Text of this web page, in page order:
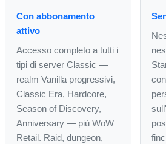
Con abbonamento
attivo
Accesso completo a tutti i
tipi di server Classic —
realm Vanilla progressivi,
Classic Era, Hardcore,
Season of Discovery,
Anniversary — più WoW
Retail. Raid, dungeon,